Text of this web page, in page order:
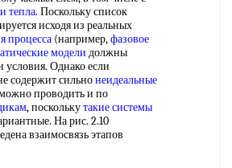
тепла. Поскольку список
исходя из реальных
процесса (например,фазовое
модели должны
условия. Однако если
содержит сильнонеидеальные
можно проводить и по
, посколькутакие системы
На рис. 2.10
взаимосвязь этапов